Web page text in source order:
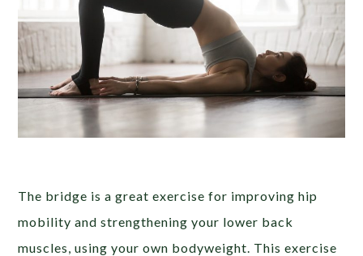
The bridge is a great exercise for improving hip
mobility and strengthening your lower back
muscles, using your own bodyweight. This exercise